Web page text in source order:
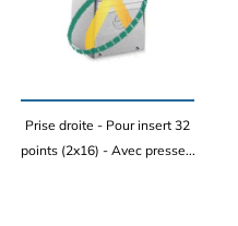
Prise droite - Pour insert 32
points (2x16) - Avec presse...